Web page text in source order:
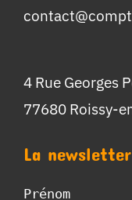
4 Rue Georges
77680 Roissy-
La newsletter
Prénom